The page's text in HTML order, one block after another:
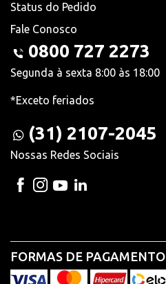
Status do Pedido
Fale Conosco
0800 727 2273
Segunda à sexta 8:00 às 18:00
*Exceto feriados
(31) 2107-2045
Nossas Redes Sociais
FORMAS DE PAGAMENTO